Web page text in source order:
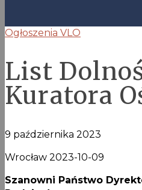
Ogłoszenia VLO
List
Kuratora
9 października 2023
Wrocław 2023-10-09
Szanowni Państwo